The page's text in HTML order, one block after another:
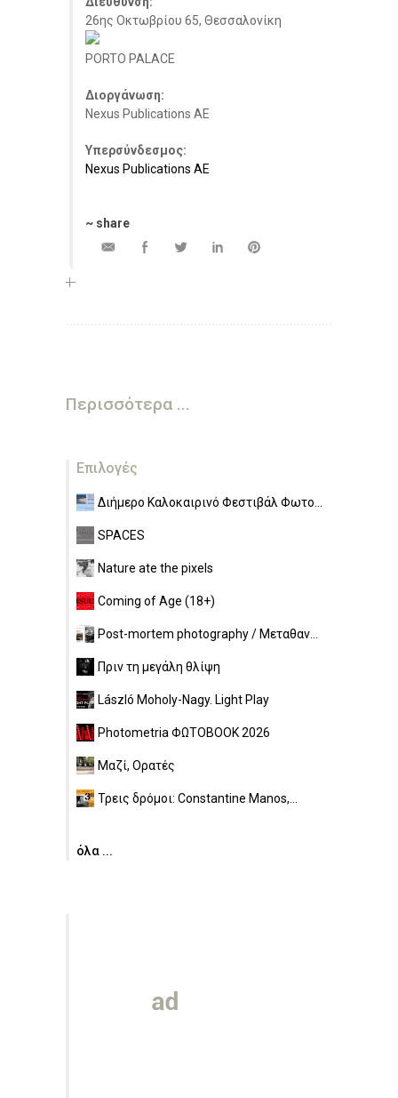
26ης Οκτωβρίου 65, Θεσσαλονίκη
PORTO PALACE
Διοργάνωση:
Nexus Publications AE
Υπερσύνδεσμος:
Nexus Publications AE
~ share
Περισσότερα ...
Επιλογές
Διήμερο Καλοκαιρινό Φεστιβάλ Φωτο...
SPACES
Nature ate the pixels
Coming of Age (18+)
Post-mortem photography / Μεταθαν...
Πριν τη μεγάλη θλίψη
László Moholy-Nagy. Light Play
Photometria ΦΩΤΟBOOK 2026
Μαζί, Ορατές
Τρεις δρόμοι: Constantine Manos,...
όλα ...